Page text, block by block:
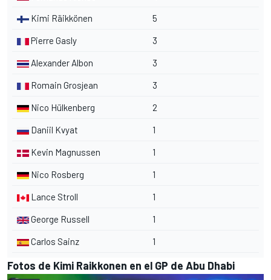
Kimi Räikkönen 5
Pierre Gasly 3
Alexander Albon 3
Romain Grosjean 3
Nico Hülkenberg 2
Daniil Kvyat 1
Kevin Magnussen 1
Nico Rosberg 1
Lance Stroll 1
George Russell 1
Carlos Sainz 1
Fotos de Kimi Raikkonen en el GP de Abu Dhabi